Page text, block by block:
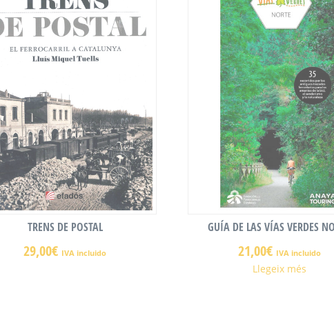
TRENS DE POSTAL
29,00€ IVA incluido
GUÍA DE LAS VÍAS VERDES
21,00€ IVA incluido
Llegeix més